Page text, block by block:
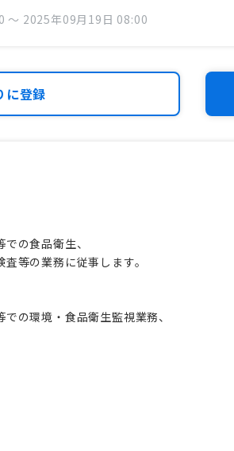
〜 2025年09月19日 08:00
に登録
の食品衛生、
等の業務に従事します。
の環境・食品衛生監視業務、